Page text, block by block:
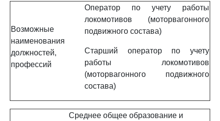
Возможные
наименования
должностей,
профессий
Оператор по учету работы
локомотивов (моторвагонного
подвижного состава)
Старший оператор по учету
работы локомотивов
(моторвагонного подвижного
состава)
Среднее общее образование и